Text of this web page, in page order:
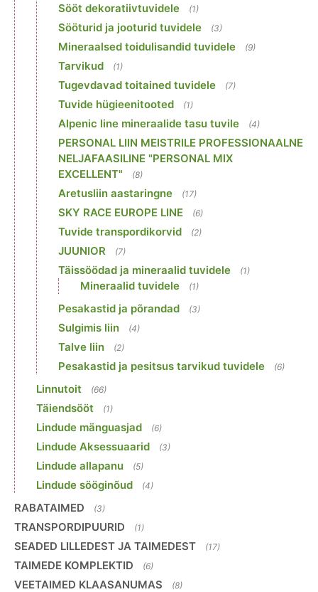
Sööt dekoratiivtuvidele (1)
Sööturid ja jooturid tuvidele (3)
Mineraalsed toidulisandid tuvidele (9)
Tarvikud (1)
Tugevdavad toitained tuvidele (7)
Tuvide hügieenitooted (1)
Alpenic line mineraalide tasu tuvile (4)
PERSONAL LIIN MEISTRILE PROFESSIONAALNE
NELJAFAASILINE "PERSONAL MIX
EXCELLENT"
(8)
Aretusliin aastaringne (17)
SKY RACE EUROPE LINE (6)
Tuvide transpordikorvid (2)
JUUNIOR (7)
Täissöödad ja mineraalid tuvidele (1)
Mineraalid tuvidele (1)
Pesakastid ja põrandad (3)
Sulgimis liin (4)
Talve liin (2)
Pesakastid ja pesitsus tarvikud tuvidele (6)
Linnutoit (66)
Täiendsööt (1)
Lindude mänguasjad (6)
Lindude Aksessuaarid (3)
Lindude allapanu (5)
Lindude sööginõud (4)
RABATAIMED (3)
TRANSPORDIPUURID (1)
SEADED LILLEDEST JA TAIMEDEST (17)
TAIMEDE KOMPLEKTID (6)
VEETAIMED KLAASANUMAS (8)